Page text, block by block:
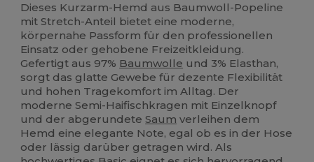
Dieses Kurzarm-Hemd aus Baumwoll-Popeline
mit Stretch-Anteil bietet eine moderne,
körpernahe Passform für den professionellen
Einsatz oder gehobene Freizeitkleidung.
Gefertigt aus 97% Baumwolle und 3% Elasthan,
sorgt das glatte Gewebe für dezente Flexibilität
und hohen Tragekomfort im Alltag. Der
moderne Semi-Haifischkragen mit Einzelknopf
und der abgerundeteSaum verleihen dem
Hemd eine elegante Note, egal ob es in der Hose
oder lässig darüber getragen wird. Als